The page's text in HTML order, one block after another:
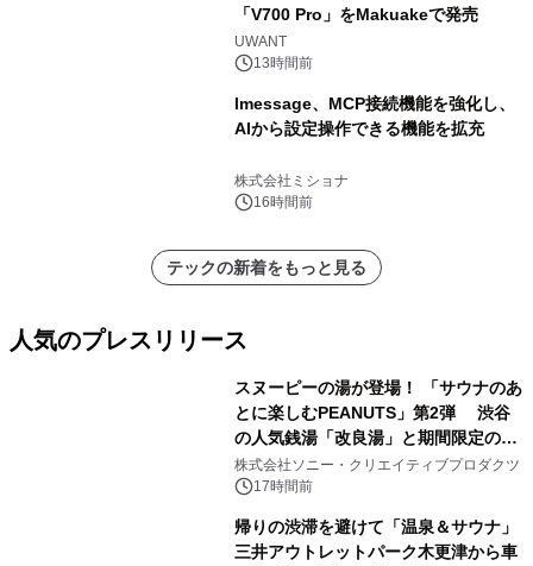
「V700 Pro」をMakuakeで発売
UWANT
13時間前
lmessage、MCP接続機能を強化し、
AIから設定操作できる機能を拡充
株式会社ミショナ
16時間前
テックの新着をもっと見る
人気のプレスリリース
スヌーピーの湯が登場！ 「サウナのあ
とに楽しむPEANUTS」第2弾 渋谷
の人気銭湯「改良湯」と期間限定のコ
ラボレーション サウナイキタイコラ
ボグッズも発売決定！
株式会社ソニー・クリエイティブプロダクツ
17時間前
帰りの渋滞を避けて「温泉＆サウナ」
三井アウトレットパーク木更津から車